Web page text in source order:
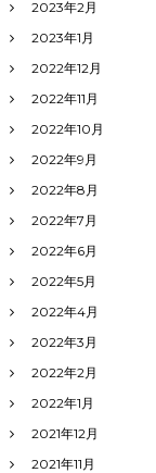
2023年2月
2023年1月
2022年12月
2022年11月
2022年10月
2022年9月
2022年8月
2022年7月
2022年6月
2022年5月
2022年4月
2022年3月
2022年2月
2022年1月
2021年12月
2021年11月